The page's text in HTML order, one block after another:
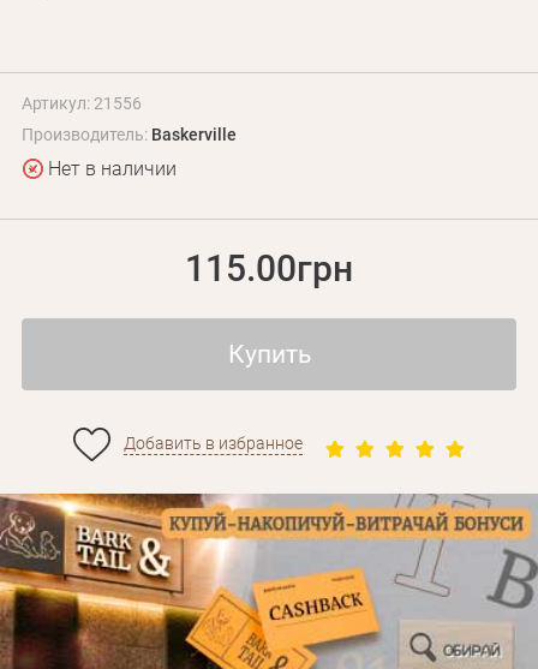
Артикул: 21556
Производитель: Baskerville
Нет в наличии
115.00грн
Купить
Добавить в избранное